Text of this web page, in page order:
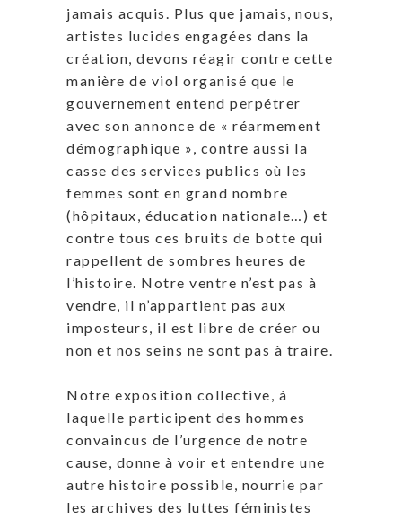
jamais acquis. Plus que jamais, nous,
artistes lucides engagées dans la
création, devons réagir contre cette
manière de viol organisé que le
gouvernement entend perpétrer
avec son annonce de « réarmement
démographique », contre aussi la
casse des services publics où les
femmes sont en grand nombre
(hôpitaux, éducation nationale…) et
contre tous ces bruits de botte qui
rappellent de sombres heures de
l’histoire. Notre ventre n’est pas à
vendre, il n’appartient pas aux
imposteurs, il est libre de créer ou
non et nos seins ne sont pas à traire.
Notre exposition collective, à
laquelle participent des hommes
convaincus de l’urgence de notre
cause, donne à voir et entendre une
autre histoire possible, nourrie par
les archives des luttes féministes